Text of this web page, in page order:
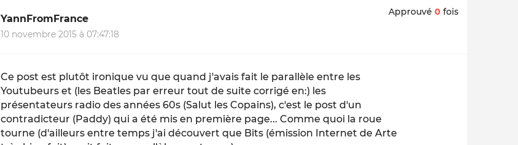
YannFromFrance
10 novembre 2015 à 07:47:18
Approuvé 0 fois
Ce post est plutôt ironique vu que quand j'avais fait le parallèle entre les
Youtubeurs et (les Beatles par erreur tout de suite corrigé en:) les
présentateurs radio des années 60s (Salut les Copains), c'est le post d'un
contradicteur (Paddy) qui a été mis en première page... Comme quoi la roue
tourne (d'ailleurs entre temps j'ai découvert que Bits (émission Internet de Arte